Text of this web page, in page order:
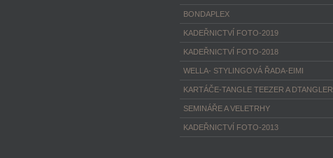
BONDAPLEX
KADEŘNICTVÍ FOTO-2019
KADEŘNICTVÍ FOTO-2018
WELLA- STYLINGOVÁ ŘADA-EIMI
KARTÁČE-TANGLE TEEZER A DTANGLER
SEMINÁŘE A VELETRHY
KADEŘNICTVÍ FOTO-2013